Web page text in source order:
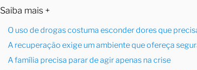
Saiba mais +
O uso de drogas costuma esconder dores que
A recuperação exige um ambiente que ofereça
A família precisa parar de agir apenas na crise